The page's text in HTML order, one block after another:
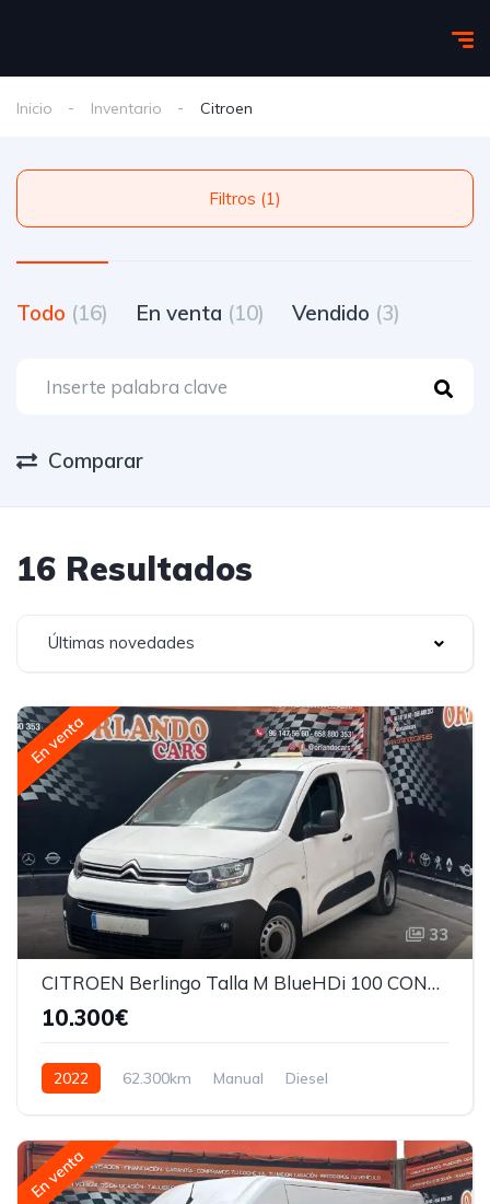
Inicio Inventario Citroen
Filtros (1)
Todo (16) En venta (10) Vendido (3)
Comparar
16 Resultados
Últimas novedades
En venta
33
CITROEN Berlingo Talla M BlueHDi 100 CONTROL
10.300€
2022 62.300km Manual Diesel
En venta